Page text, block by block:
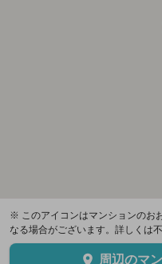
※ このアイコンはマンションのお
なる場合がございます。詳しくは
周辺のマ